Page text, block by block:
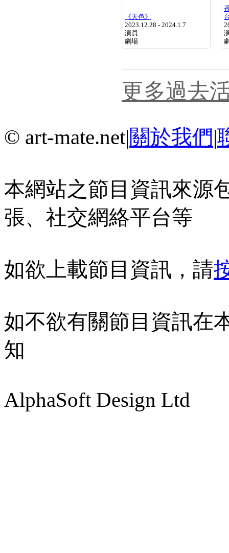
《天色》
2023.12.28 - 2024.1.7
演員
劇場
更多過去
© art-mate.net|關於我們|
本網站之節目資訊來源
張、社交網絡平台等
如欲上載節目資訊，請
如不欲有關節目資訊在
知
AlphaSoft Design Ltd